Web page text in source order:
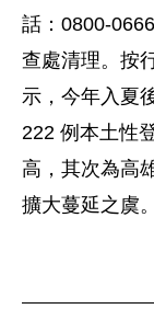
話：0800-
查處清理。按
示，今年入夏
222 例本土性
高，其次為高
擴大蔓延之虞。